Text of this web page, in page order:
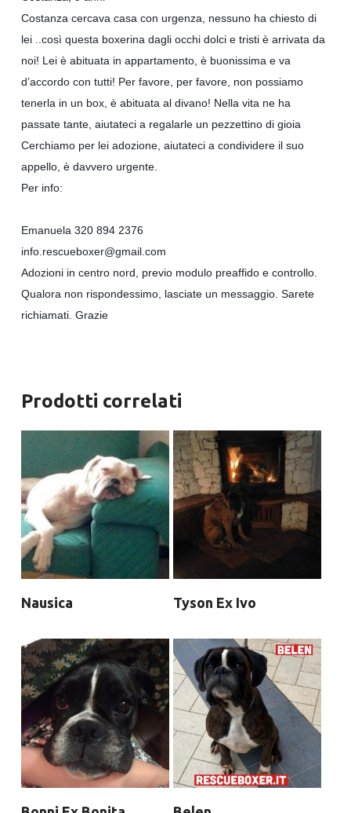
Costanza cercava casa con urgenza, nessuno ha chiesto di
lei ..così questa boxerina dagli occhi dolci e tristi è arrivata da
noi! Lei è abituata in appartamento, è buonissima e va
d’accordo con tutti! Per favore, per favore, non possiamo
tenerla in un box, è abituata al divano! Nella vita ne ha
passate tante, aiutateci a regalarle un pezzettino di gioia
Cerchiamo per lei adozione, aiutateci a condividere il suo
appello, è davvero urgente.
Per info:
Emanuela 320 894 2376
info.rescueboxer@gmail.com
Adozioni in centro nord, previo modulo preaffido e controllo.
Qualora non rispondessimo, lasciate un messaggio. Sarete
richiamati. Grazie
Prodotti correlati
Nausica Tyson Ex Ivo